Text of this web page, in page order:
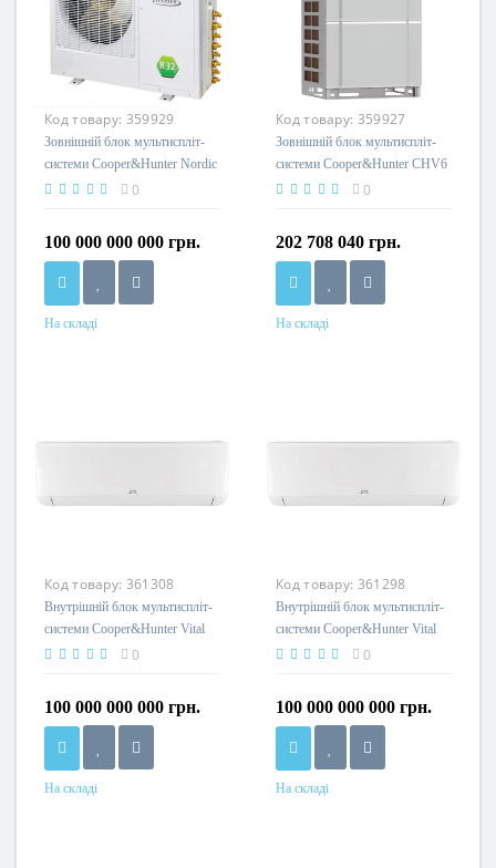
Код товару: 359929
Зовнішній блок мультиспліт-
системи Cooper&Hunter Nordic
Multi Light R32 CHML-
0
100 000 000 000 грн.
На складі
Код товару: 359927
Зовнішній блок мультиспліт-
системи Cooper&Hunter CHV6
VRF System CHV6-H335NMX
0
202 708 040 грн.
На складі
Код товару: 361308
Внутрішній блок мультиспліт-
системи Cooper&Hunter Vital
Inverter CH-S18FTXF2-NG(I)
0
100 000 000 000 грн.
На складі
Код товару: 361298
Внутрішній блок мультиспліт-
системи Cooper&Hunter Vital
Inverter CH-S12FTXF2-NG(I)
0
100 000 000 000 грн.
На складі